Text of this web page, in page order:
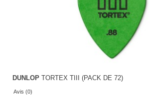
DUNLOP TORTEX TIII (PACK DE 72)
Avis (0)